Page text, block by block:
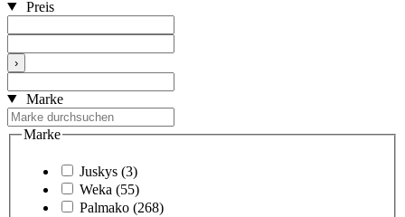
Preis
›
Marke
Marke
Juskys (3)
Weka (55)
Palmako (268)